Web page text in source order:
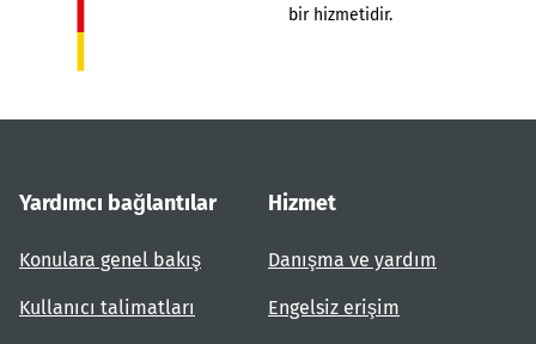
bir hizmetidir.
Yardımcı bağlantılar
Konulara genel bakış
Kullanıcı talimatları
Hizmet
Danışma ve yardım
Engelsiz erişim